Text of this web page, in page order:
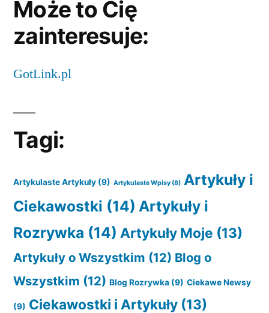
Może to Cię
zainteresuje:
GotLink.pl
Tagi:
Artykulaste Artykuły (9) Artykulaste Wpisy (8) Artykuły i
Ciekawostki (14) Artykuły i
Rozrywka (14) Artykuły Moje (13)
Artykuły o Wszystkim (12) Blog o
Wszystkim (12) Blog Rozrywka (9) Ciekawe Newsy
(9) Ciekawostki i Artykuły (13)